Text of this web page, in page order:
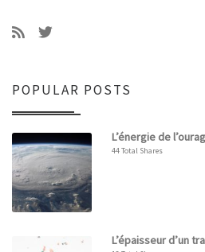
POPULAR POSTS
L’énergie de
44 Total Shares
L’épaisseur d’un